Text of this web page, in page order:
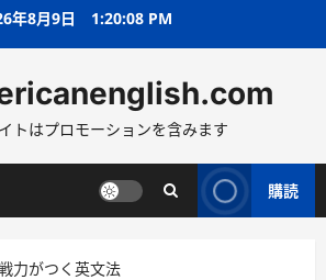
年8月9日 1:20:09 PM
トはプロモーションを含みます
購読
力がつく英文法